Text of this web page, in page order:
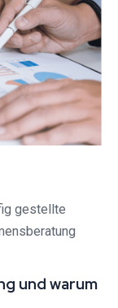
gestellte
und warum